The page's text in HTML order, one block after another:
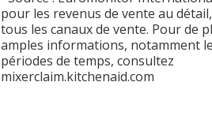
pour les revenus de vente au
tous les canaux de vente. Pour de
amples informations, notamment
périodes de temps, consultez
mixerclaim.kitchenaid.com